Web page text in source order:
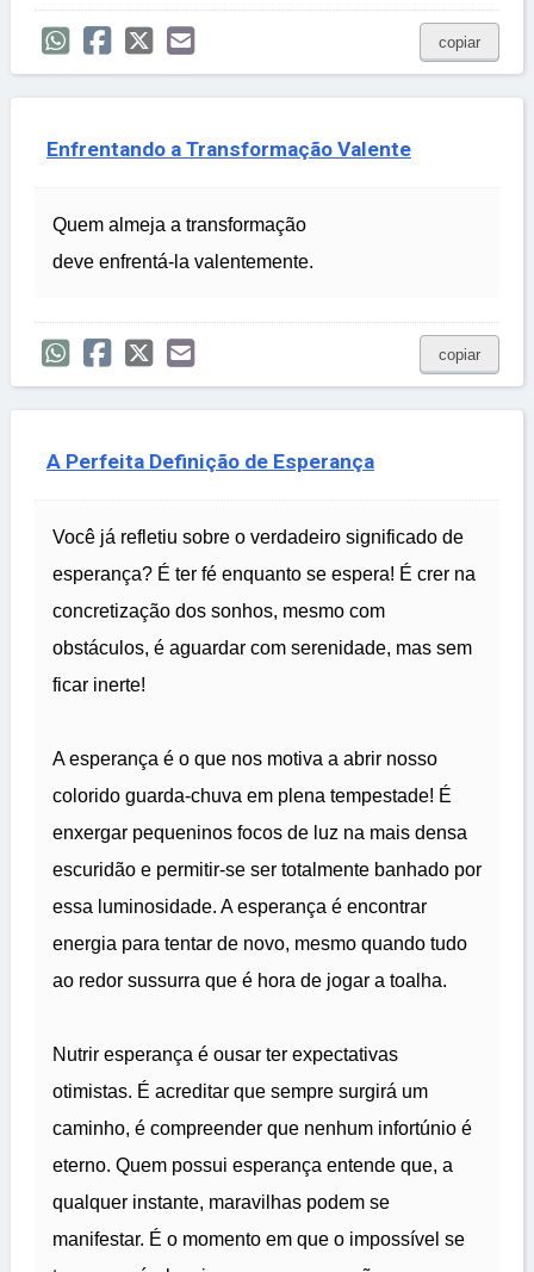
copiar
Enfrentando a Transformação Valente
Quem almeja a transformação
deve enfrentá-la valentemente.
copiar
A Perfeita Definição de Esperança
Você já refletiu sobre o verdadeiro significado de
esperança? É ter fé enquanto se espera! É crer na
concretização dos sonhos, mesmo com
obstáculos, é aguardar com serenidade, mas sem
ficar inerte!
A esperança é o que nos motiva a abrir nosso
colorido guarda-chuva em plena tempestade! É
enxergar pequeninos focos de luz na mais densa
escuridão e permitir-se ser totalmente banhado por
essa luminosidade. A esperança é encontrar
energia para tentar de novo, mesmo quando tudo
ao redor sussurra que é hora de jogar a toalha.
Nutrir esperança é ousar ter expectativas
otimistas. É acreditar que sempre surgirá um
caminho, é compreender que nenhum infortúnio é
eterno. Quem possui esperança entende que, a
qualquer instante, maravilhas podem se
manifestar. É o momento em que o impossível se